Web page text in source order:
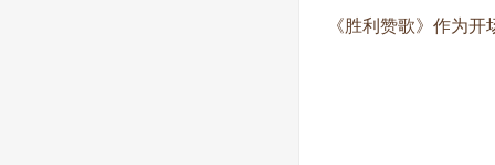
《胜利赞歌》作为